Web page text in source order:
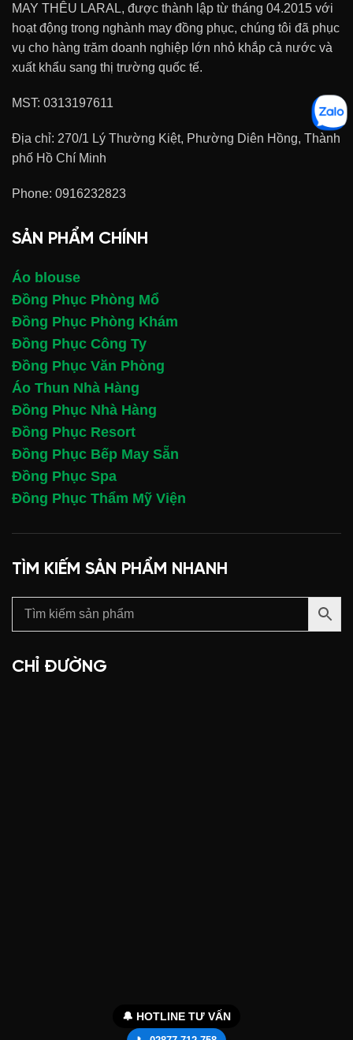
MAY THÊU LARAL, được thành lập từ tháng 04.2015 với
hoạt động trong nghành may đồng phục, chúng tôi đã phục
vụ cho hàng trăm doanh nghiệp lớn nhỏ khắp cả nước và
xuất khẩu sang thị trường quốc tế.
MST: 0313197611
Địa chỉ: 270/1 Lý Thường Kiệt, Phường Diên Hồng, Thành
phố Hồ Chí Minh
Phone: 0916232823
SẢN PHẨM CHÍNH
Áo blouse
Đồng Phục Phòng Mổ
Đồng Phục Phòng Khám
Đồng Phục Công Ty
Đồng Phục Văn Phòng
Áo Thun Nhà Hàng
Đồng Phục Nhà Hàng
Đồng Phục Resort
Đồng Phục Bếp May Sẵn
Đồng Phục Spa
Đồng Phục Thẩm Mỹ Viện
TÌM KIẾM SẢN PHẨM NHANH
CHỈ ĐƯỜNG
🔔 HOTLINE TƯ VẤN